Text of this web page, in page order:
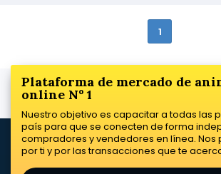
1
Plataforma de mercado de
online Nº 1
Nuestro objetivo es capacitar a todas las
país para que se conecten de forma
compradores y vendedores en línea. Nos
por ti y por las transacciones que te